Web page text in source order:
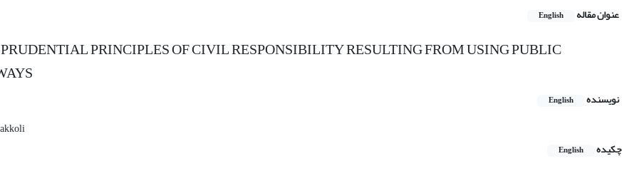
عنوان مقاله English
PRINCIPLES OF CIVIL RESPONSIBILITY RESULTING FROM USING PUBLIC
نویسنده English
چکیده
English